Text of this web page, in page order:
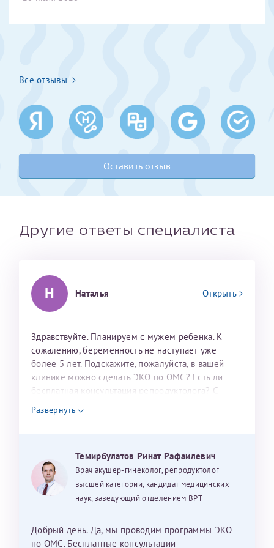
Все отзывы
Оставить отзыв
Александра
Хотелось бы выразить благодарность Темирбулатову
Ринату Рафаильевичу. Словами не описать, на сколько
мы ему благодарны. Благодаря ему мы стали
волшебник, который исполнил нашу очень давнюю
Другие ответы специалиста
Н Наталья Открыть
Здравствуйте. Планируем с мужем ребенка. К
сожалению, беременность не наступает уже
более 5 лет. Подскажите, пожалуйста, в вашей
клинике можно сделать ЭКО по ОМС? Есть ли
бесплатная консультация репродуктолога? С
уважением, Наталья Баранова.
Развернуть
Темирбулатов Ринат Рафаилевич
Врач акушер-гинеколог, репродуктолог
высшей категории, кандидат медицинских
наук, заведующий отделением ВРТ
Добрый день. Да, мы проводим программы ЭКО
по ОМС. Бесплатные консультации
Получение справки
Направить справку сразу в ИФНС
(упрощенный порядок возврата НДФЛ с 2024 г.)
Телефон*
налогоплательщика* (основной разворот с фотографией,